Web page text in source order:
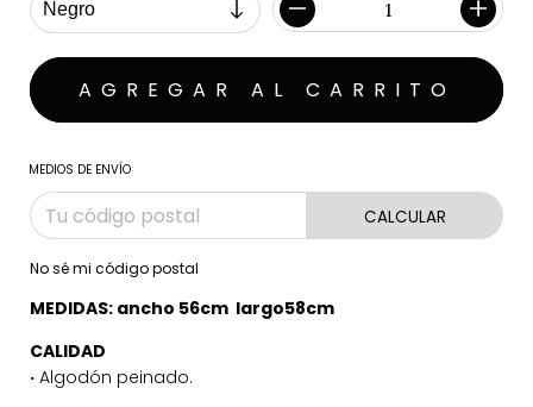
MEDIOS DE ENVÍO
CALCULAR
No sé mi código postal
MEDIDAS: ancho 56cm largo58cm
CALIDAD
· Algodón peinado.